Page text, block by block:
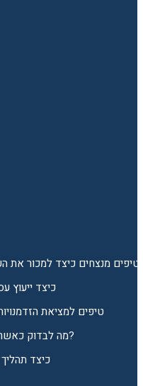
5 טיפים מנצחים כיצד למכור
כיצד ייעוץ
טיפים למציאת
מה לבדוק כאשר מעוניינים בנכס נדל"ן מסחרי?
כיצד